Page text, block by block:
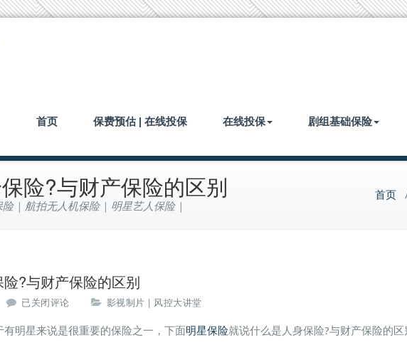
首页 保费预估 | 在线投保 在线投保 剧组基础保险
险?与财产保险的区别
| 航拍无人机保险 | 明星艺人保险 |
首页
?与财产保险的区别
什
是
已关闭评论 影视制片 | 风控大讲堂
明星来说是很重要的保险之一，下面明星保险就说什么是人身保险?与财产保险的区